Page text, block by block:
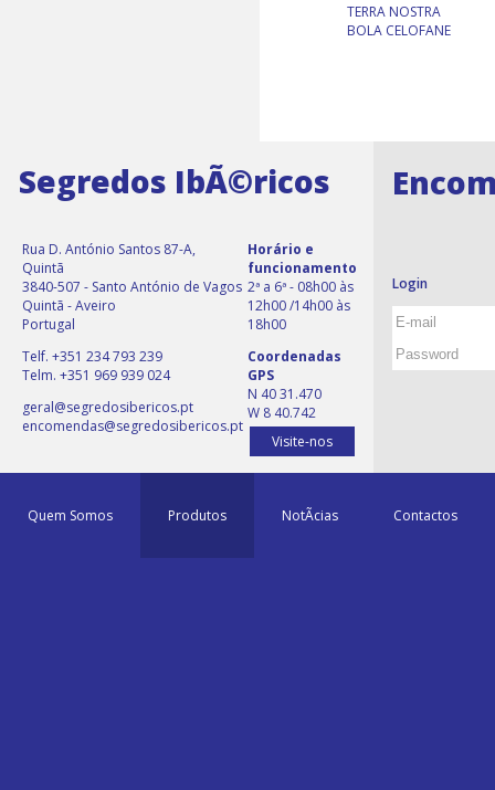
TERRA NOSTRA
BOLA CELOFANE
Segredos IbÃ©ricos
Rua D. António Santos 87-A,
Quintã
3840-507 - Santo António de Vagos
Quintã - Aveiro
Portugal
Telf. +351 234 793 239
Telm. +351 969 939 024
geral@segredosibericos.pt
encomendas@segredosibericos.pt
Horário e
funcionamento
2ª a 6ª - 08h00 às
12h00 /14h00 às
18h00
Coordenadas
GPS
N 40 31.470
W 8 40.742
Visite-nos
Login
Quem Somos Produtos NotÃ­cias Contactos